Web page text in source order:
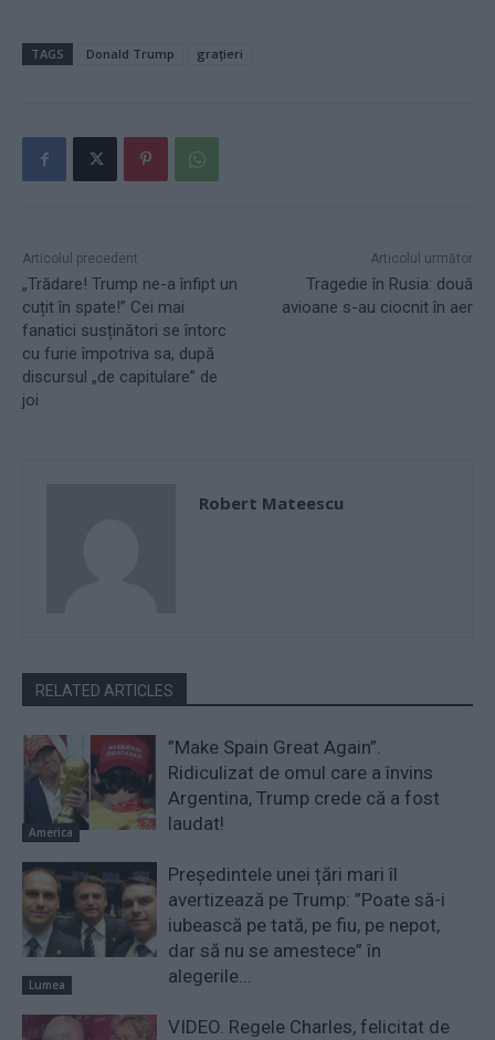
TAGS Donald Trump grațieri
Articolul precedent
„Trădare! Trump ne-a înfipt un
cuțit în spate!” Cei mai
fanatici susținători se întorc
cu furie împotriva sa, după
discursul „de capitulare” de
joi
Articolul următor
Tragedie în Rusia: două
avioane s-au ciocnit în aer
Robert Mateescu
RELATED ARTICLES
America
”Make Spain Great Again”.
Ridiculizat de omul care a învins
Argentina, Trump crede că a fost
laudat!
Lumea
Președintele unei țări mari îl
avertizează pe Trump: ”Poate să-i
iubească pe tată, pe fiu, pe nepot,
dar să nu se amestece” în
alegerile...
VIDEO. Regele Charles, felicitat de